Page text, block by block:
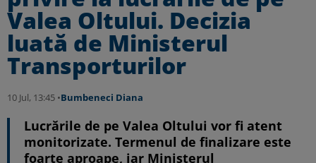
Valea Oltului. Decizia
luată de Ministerul
Transporturilor
10 Jul, 13:45 •Bumbeneci Diana
Lucrările de pe Valea Oltului vor fi atent
monitorizate. Termenul de finalizare este
foarte aproape, iar Ministerul